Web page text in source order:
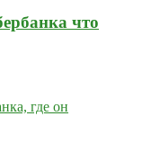
что